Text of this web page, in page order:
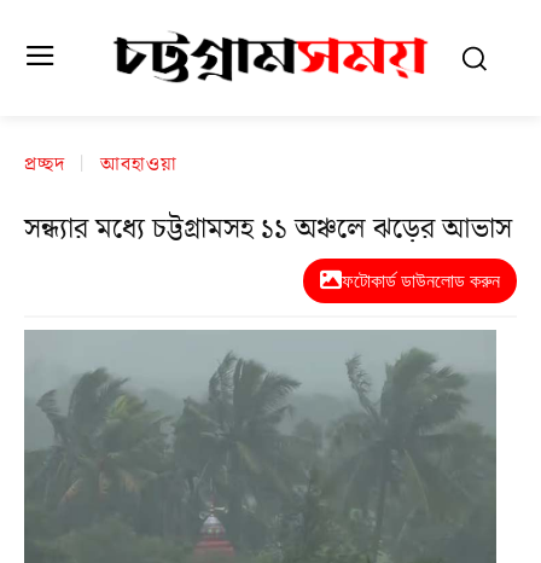
প্রচ্ছদ আবহাওয়া
সন্ধ্যার মধ্যে চট্টগ্রামসহ ১১ অঞ্চলে ঝড়ের আভাস
ফটোকার্ড ডাউনলোড করুন